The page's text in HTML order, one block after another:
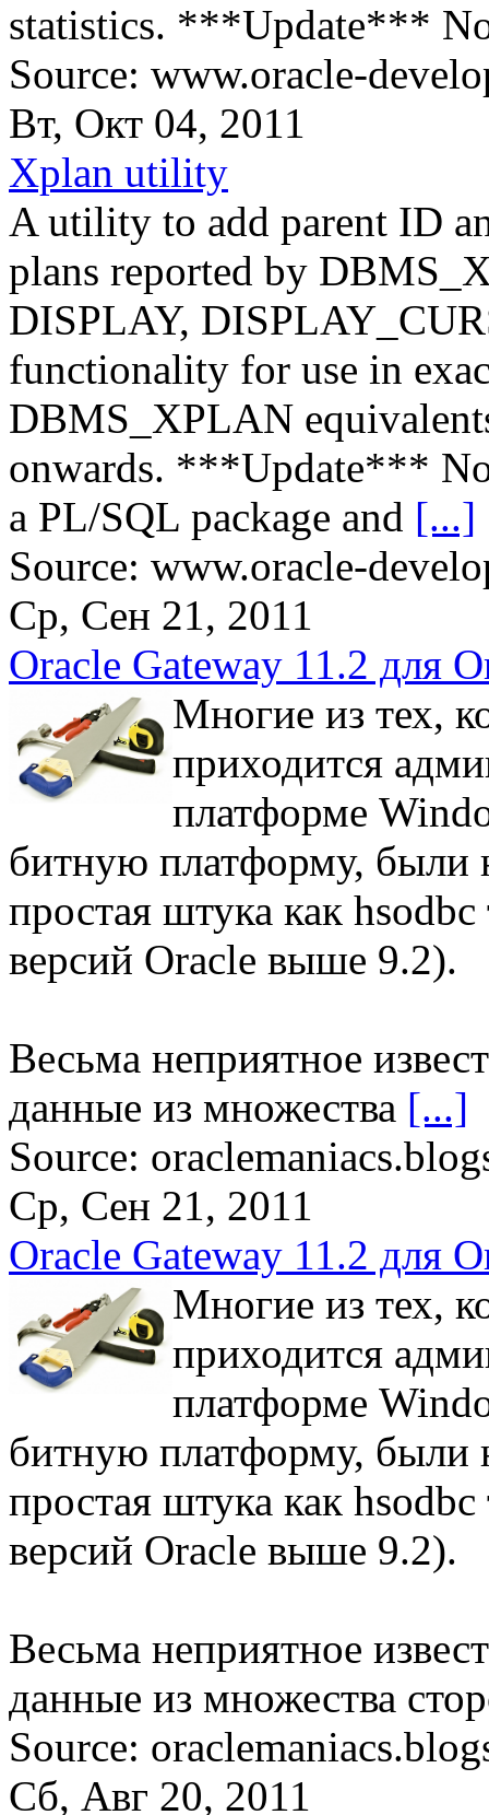
statistics. ***Update***
Source: www.oracle-
Вт, Окт 04, 2011
Xplan utility
A utility to add parent ID
plans reported by
DISPLAY,
functionality for use in
DBMS_XPLAN
onwards. ***Update***
a PL/SQL package and [...]
Source: www.oracle-
Ср, Сен 21, 2011
Oracle Gateway 11.2 для
Многие из тех,
приходится
платформе
битную платформу, были
простая штука как hsodbc
версий Oracle выше 9.2).
Весьма неприятное
данные из множества [...]
Source:
Ср, Сен 21, 2011
Oracle Gateway 11.2 для
Многие из тех,
приходится
платформе
битную платформу, были
простая штука как hsodbc
версий Oracle выше 9.2).
Весьма неприятное
данные из множества
Source:
Сб, Авг 20, 2011